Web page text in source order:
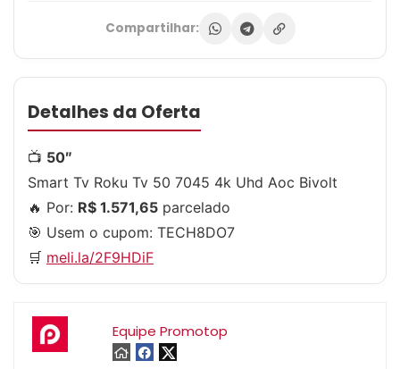
Compartilhar:
Detalhes da Oferta
📺 50″
Smart Tv Roku Tv 50 7045 4k Uhd Aoc Bivolt
🔥 Por: R$ 1.571,65 parcelado
🎯 Usem o cupom: TECH8DO7
🛒 meli.la/2F9HDiF
Equipe Promotop